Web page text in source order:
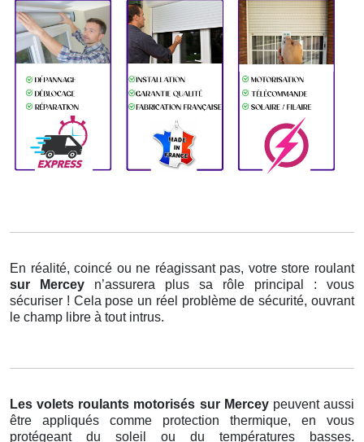
En réalité, coincé ou ne réagissant pas, votre store roulant
sur Mercey n’assurera plus sa rôle principal : vous
sécuriser ! Cela pose un réel problème de sécurité, ouvrant
le champ libre à tout intrus.
Les volets roulants motorisés sur Mercey peuvent aussi
être appliqués comme protection thermique, en vous
protégeant du soleil ou du températures basses.